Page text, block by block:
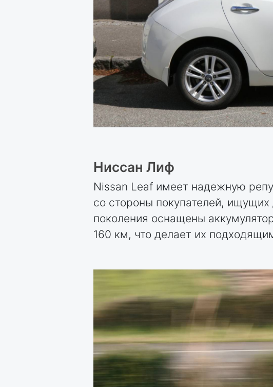
Ниссан Лиф
Nissan Leaf имеет надежную
со стороны покупателей,
поколения оснащены
160 км, что делает их